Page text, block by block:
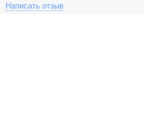
Написать отзыв